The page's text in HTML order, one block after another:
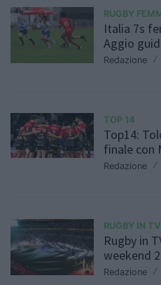
RUGBY
Italia 7s
Aggio
Redazione /
TOP 14
Top14:
finale con
Redazione /
RUGBY IN TV
Rugby in
weekend
Redazione /